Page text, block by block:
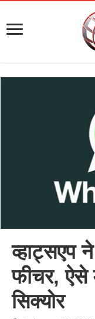
व्हाट्सएप
फीचर, ऐसे
सिक्योर